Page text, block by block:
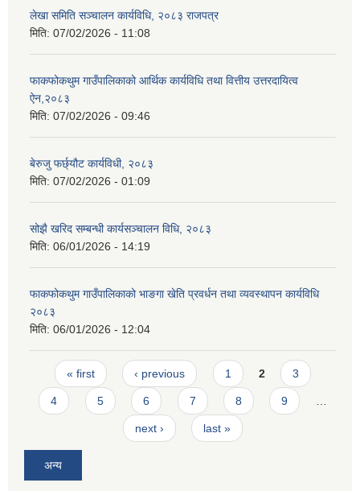
लेखा समिति सञ्चालन कार्यविधि, २०८३ राजपत्र
मिति: 07/02/2026 - 11:08
फाकफोकथुम गाउँपालिकाको आर्थिक कार्यविधि तथा वित्तीय उत्तरदायित्व
ऐन,२०८३
मिति: 07/02/2026 - 09:46
बेरुजु फर्छ्यौट कार्यविधी, २०८३
मिति: 07/02/2026 - 01:09
सोझै खरिद सम्बन्धी कार्यसञ्चालन विधि, २०८३
मिति: 06/01/2026 - 14:19
फाकफोकथुम गाउँपालिकाको भाङगा खेति प्रवर्धन तथा व्यवस्थापन कार्यविधि
२०८३
मिति: 06/01/2026 - 12:04
Pages
« first ‹ previous 1 2 3
4 5 6 7 8 9
next › last »
अन्य